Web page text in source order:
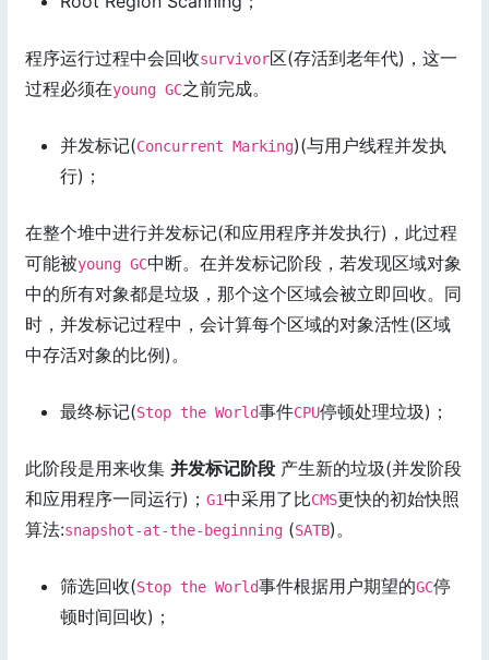
程序运行过程中会回收survivor区(存活到老年代)，这一
过程必须在young GC之前完成。
并发标记(Concurrent Marking)(与用户线程并发执
行)；
在整个堆中进行并发标记(和应用程序并发执行)，此过程
可能被young GC中断。在并发标记阶段，若发现区域对象
中的所有对象都是垃圾，那个这个区域会被立即回收。同
时，并发标记过程中，会计算每个区域的对象活性(区域
中存活对象的比例)。
最终标记(Stop the World事件CPU停顿处理垃圾)；
此阶段是用来收集 并发标记阶段 产生新的垃圾(并发阶段
和应用程序一同运行)； G1中采用了比CMS更快的初始快照
算法:snapshot-at-the-beginning (SATB)。
筛选回收(Stop the World事件根据用户期望的GC停
顿时间回收)；